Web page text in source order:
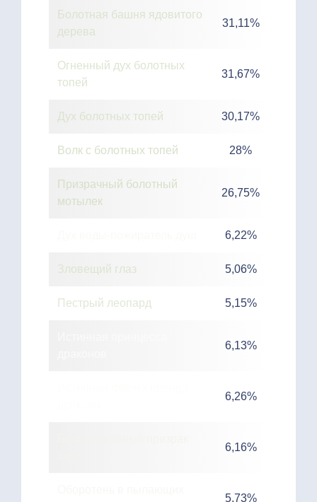
Болотная башня ядовитого
дерева
31,11%
Огненный дух болотных
топей
31,67%
Дух болотных топей 30,17%
Волк с болотных топей 28%
Призрачный болотный
мотылек
26,75%
6,22%
Зловещий глаз 5,06%
Пестрый леопард 5,15%
6,13%
6,26%
6,16%
5,73%